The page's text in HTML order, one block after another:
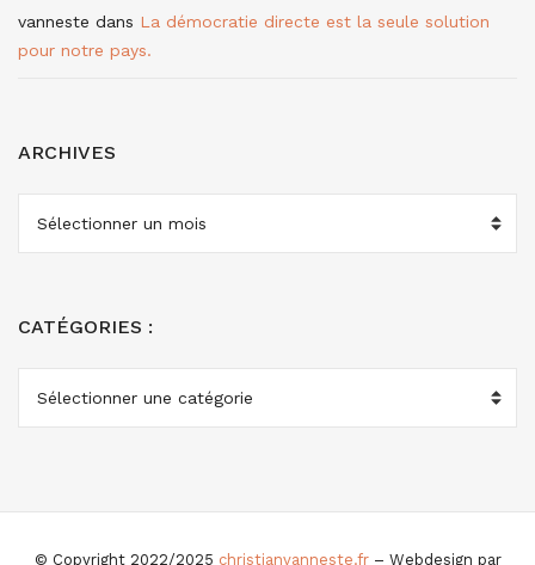
vanneste dans La démocratie directe est la seule solution
pour notre pays.
ARCHIVES
CATÉGORIES :
© Copyright 2022/2025 christianvanneste.fr– Webdesign par